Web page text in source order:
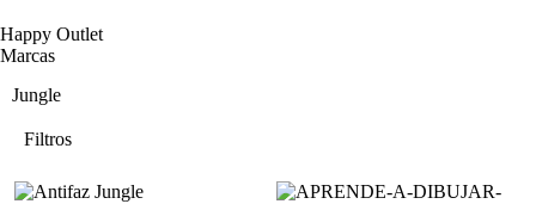
Happy Outlet
Marcas
Jungle
Filtros